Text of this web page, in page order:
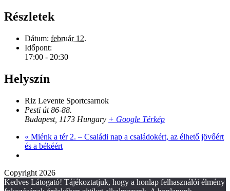
Részletek
Dátum: február 12.
Időpont:
17:00 - 20:30
Helyszín
Riz Levente Sportcsarnok
Pesti út 86-88.
Budapest, 1173 Hungary + Google Térkép
« Miénk a tér 2. – Családi nap a családokért, az élhető jövőért
és a békéért
Copyright 2026
Kedves Látogató! Tájékoztatjuk, hogy a honlap felhasználói élmény